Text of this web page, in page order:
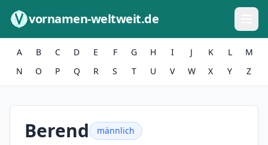
vornamen-weltweit.de
A B C D E F G H I J K L
M
N
O P Q R S T U V W X Y Z
Berend männlich